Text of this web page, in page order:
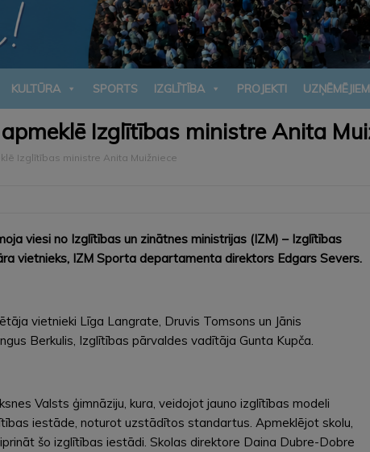
KULTŪRA SPORTS IZGLĪTĪBA PROJEKTI UZŅĒMĒJIEM
Izglītības ministre Anita
Izglītības ministre Anita Muižniece
viesi no Izglītības un zinātnes ministrijas (IZM) – Izglītības
vietnieks, IZM Sporta departamenta direktors Edgars Severs.
vietnieki Līga Langrate, Druvis Tomsons un Jānis
Berkulis, Izglītības pārvaldes vadītāja Gunta Kupča.
Valsts ģimnāziju, kura, veidojot jauno izglītības modeli
iestāde, noturot uzstādītos standartus. Apmeklējot skolu,
šo izglītības iestādi. Skolas direktore Daina Dubre-Dobre